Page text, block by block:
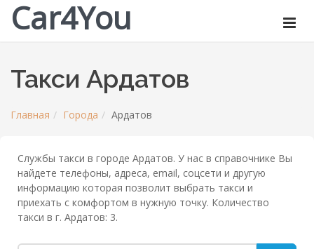
Car4You
Такси Ардатов
Главная Города Ардатов
Службы такси в городе Ардатов. У нас в справочнике Вы
найдете телефоны, адреса, email, соцсети и другую
информацию которая позволит выбрать такси и
приехать с комфортом в нужную точку. Количество
такси в г. Ардатов: 3.